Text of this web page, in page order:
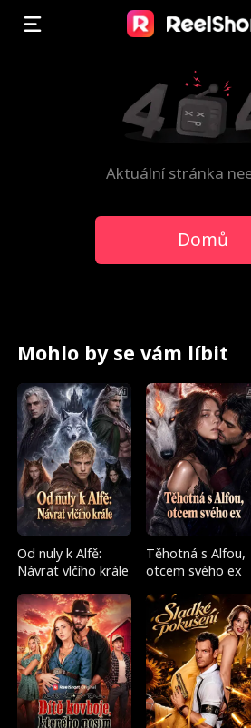
Aktuální stránka
Domů
Mohlo by se vám líbit
Od nuly k Alfě:
Návrat vlčího krále
Těhotná s Alfou,
otcem svého ex